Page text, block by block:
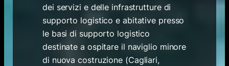
dei servizi e delle infrastrutture di
supporto logistico e abitative presso
le basi di supporto logistico
destinate a ospitare il naviglio minore
di nuova costruzione (Cagliari,